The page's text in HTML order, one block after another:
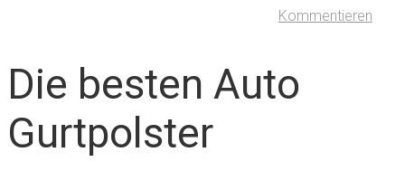
Kommentieren
Die besten Auto
Gurtpolster